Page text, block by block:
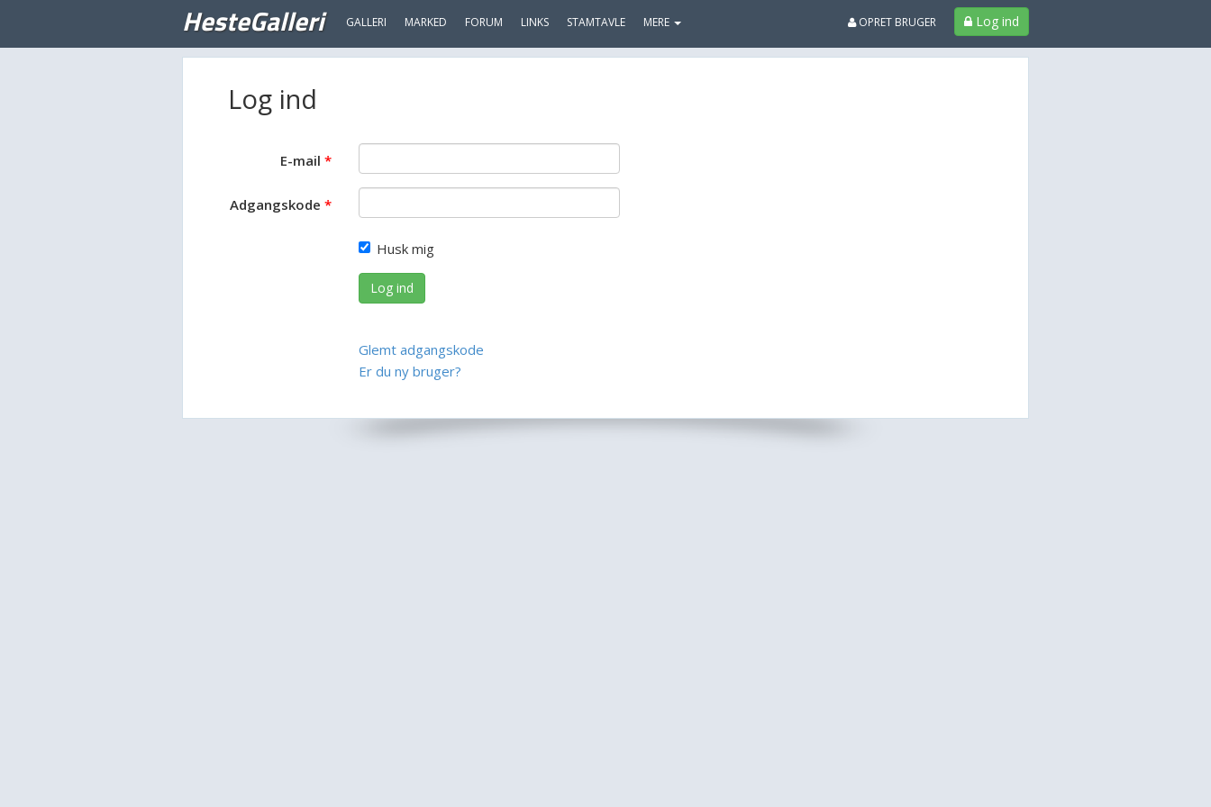
HesteGalleri GALLERI MARKED FORUM LINKS STAMTAVLE MERE Log ind
OPRET BRUGER
Log ind
E-mail
Adgangskode
Husk mig
Log ind
Glemt adgangskode
Er du ny bruger?